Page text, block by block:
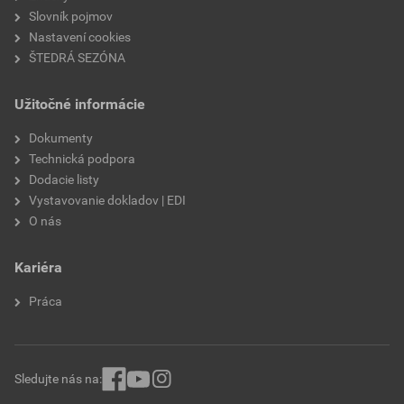
Slovník pojmov
Nastavení cookies
ŠTEDRÁ SEZÓNA
Užitočné informácie
Dokumenty
Technická podpora
Dodacie listy
Vystavovanie dokladov | EDI
O nás
Kariéra
Práca
Sledujte nás na: